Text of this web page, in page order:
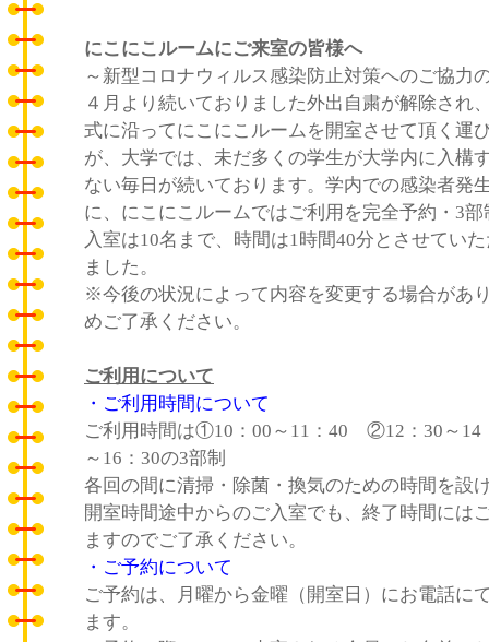
にこにこルームにご来室の皆様へ
～新型コロナウィルス感染防止対策へのご協力
４月より続いておりました外出自粛が解除され
式に沿ってにこにこルームを開室させて頂く運
が、大学では、未だ多くの学生が大学内に入構
ない毎日が続いております。学内での感染者発
に、にこにこルームではご利用を完全予約・3
入室は10名まで、時間は1時間40分とさせてい
ました。
※今後の状況によって内容を変更する場合があ
めご了承ください。
ご利用について
・ご利用時間について
ご利用時間は①10：00～11：40 ②12：30～
～16：30の3部制
各回の間に清掃・除菌・換気のための時間を設
開室時間途中からのご入室でも、終了時間には
ますのでご了承ください。
・ご予約について
ご予約は、月曜から金曜（開室日）にお電話に
ます。